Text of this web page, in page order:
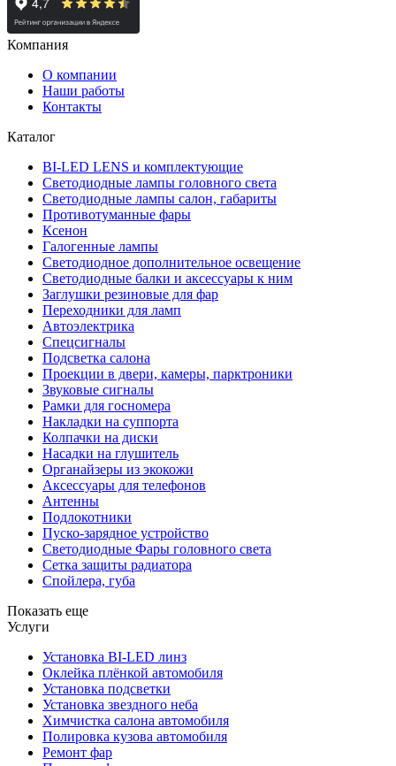
Компания
О компании
Наши работы
Контакты
Каталог
BI-LED LENS и комплектующие
Светодиодные лампы головного света
Светодиодные лампы салон, габариты
Противотуманные фары
Ксенон
Галогенные лампы
Светодиодное дополнительное освещение
Светодиодные балки и аксессуары к ним
Заглушки резиновые для фар
Переходники для ламп
Автоэлектрика
Спецсигналы
Подсветка салона
Проекции в двери, камеры, парктроники
Звуковые сигналы
Рамки для госномера
Накладки на суппорта
Колпачки на диски
Насадки на глушитель
Органайзеры из экокожи
Аксессуары для телефонов
Антенны
Подлокотники
Пуско-зарядное устройство
Светодиодные Фары головного света
Сетка защиты радиатора
Спойлера, губа
Показать еще
Услуги
Установка BI-LED линз
Оклейка плёнкой автомобиля
Установка подсветки
Установка звездного неба
Химчистка салона автомобиля
Полировка кузова автомобиля
Ремонт фар